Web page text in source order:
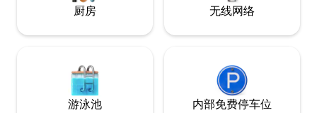
厨房 无线网络
游泳池 内部免费停车位